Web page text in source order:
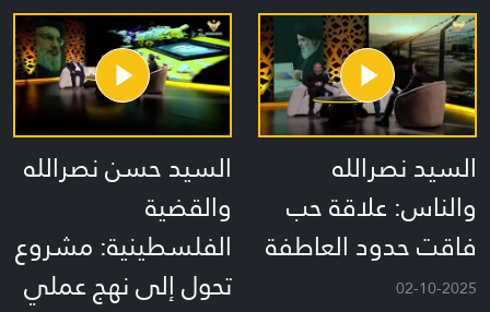
السيد نصرالله
والناس: علاقة حب
فاقت حدود العاطفة
02-10-2025
السيد حسن نصرالله
والقضية
الفلسطينية: مشروع
تحول إلى نهج عملي